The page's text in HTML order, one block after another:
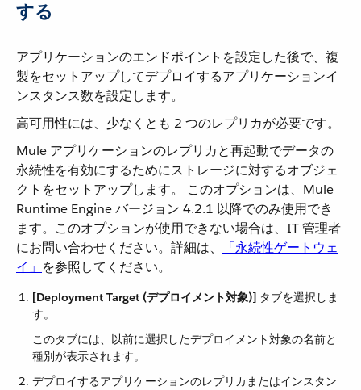
する
アプリケーションのエンドポイントを設定した後で、複
製をセットアップしてデプロイするアプリケーションイ
ンスタンス数を設定します。
高可用性には、少なくとも 2 つのレプリカが必要です。
Mule アプリケーションのレプリカと再起動でデータの
永続性を有効にするためにストレージに対するオブジェ
クトをセットアップします。 このオプションは、Mule
Runtime Engine バージョン 4.2.1 以降でのみ使用でき
ます。このオプションが使用できない場合は、IT 管理者
にお問い合わせください。詳細は、​
「永続性ゲートウェ
イ」 ​を参照してください。
[Deployment Target (デプロイメント対象)] ​ タブを選択しま
す。
このタブには、以前に選択したデプロイメント対象の名前と
種別が表示されます。
デプロイするアプリケーションのレプリカまたはインスタン